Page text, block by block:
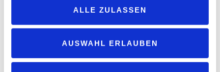
ALLE ZULASSEN
AUSWAHL ERLAUBEN
Wechsel zu Pods und nachfüllbaren Geräten spiegelt den Wunsch
nach nachhaltigeren und kostengünstigeren Alternativen wider,
ermöglichen.